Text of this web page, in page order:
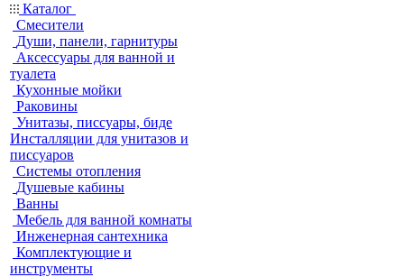
Каталог
Смесители
Души, панели, гарнитуры
Аксессуары для ванной и
туалета
Кухонные мойки
Раковины
Унитазы, писсуары, биде
Инсталляции для унитазов и
писсуаров
Системы отопления
Душевые кабины
Ванны
Мебель для ванной комнаты
Инженерная сантехника
Комплектующие и
инструменты